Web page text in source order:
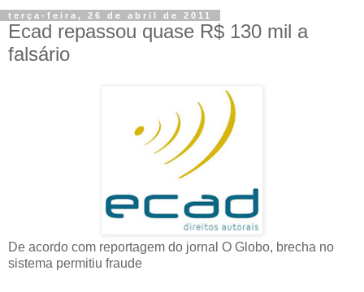
terça-feira, 26 de abril de 2011
Ecad repassou quase R$ 130 mil a
falsário
De acordo com reportagem do jornal O Globo, brecha no
sistema permitiu fraude